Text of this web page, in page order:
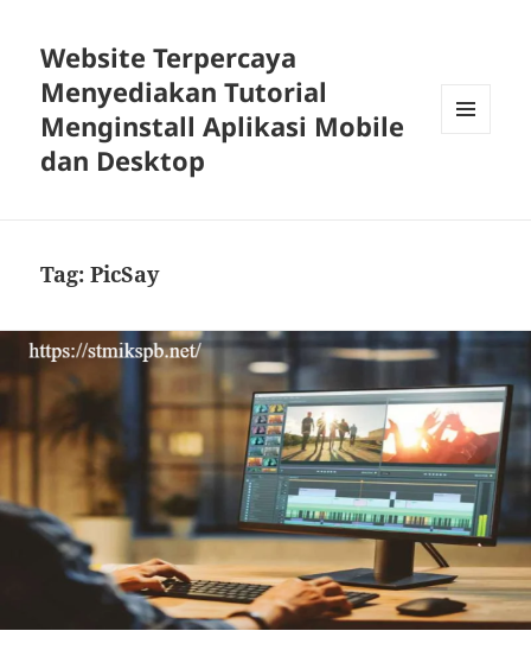
Website Terpercaya
Menyediakan Tutorial
Menginstall Aplikasi Mobile
dan Desktop
Tag:PicSay